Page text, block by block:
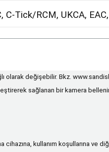
C-Tick/RCM, UKCA,
olarak değişebilir. Bkz.
sağlanan bir kamera
cihazına, kullanım koşullarına ve